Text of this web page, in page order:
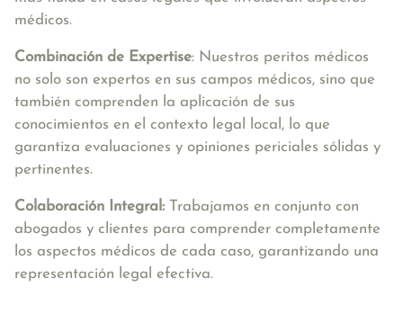
médicos.
Combinación de Expertise: Nuestros peritos médicos
no solo son expertos en sus campos médicos, sino que
también comprenden la aplicación de sus
conocimientos en el contexto legal local, lo que
garantiza evaluaciones y opiniones periciales sólidas y
pertinentes.
Colaboración Integral: Trabajamos en conjunto con
abogados y clientes para comprender completamente
los aspectos médicos de cada caso, garantizando una
representación legal efectiva.